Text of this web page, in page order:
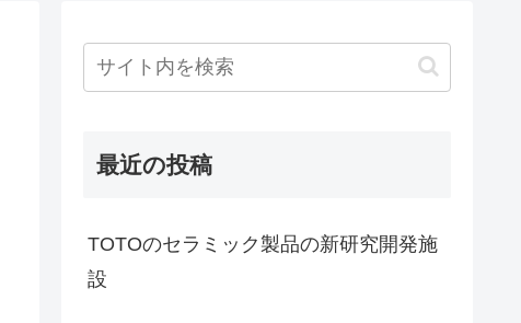
最近の投稿
TOTOのセラミック製品の新研究開発施
設